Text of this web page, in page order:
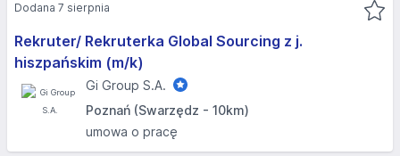
Rekruter/ Rekruterka Global Sourcing z j.
hiszpańskim (m/k)
Gi Group S.A.
Poznań (Swarzędz - 10km)
umowa o pracę
Dodana 7 sierpnia